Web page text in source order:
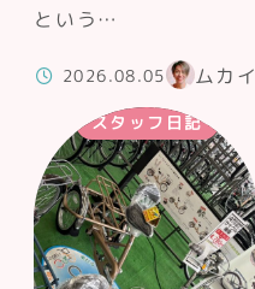
という…
2026.08.05 ムカイ
スタッフ日記